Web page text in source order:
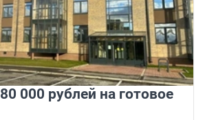
000 рублей на готовое